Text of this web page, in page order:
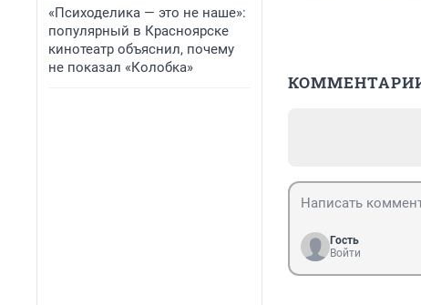
«Психоделика — это не наше»:
популярный в Красноярске
кинотеатр объяснил, почему
не показал «Колобка»
Гость
Войти